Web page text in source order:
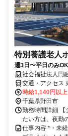
特別養護老人
週3日〜平日のみ
社会福祉法人
交通・アクセス
市まめバス（中
時給1,140円以上
千葉県野田市
勤務時間詳細 【
たい方は、夜勤
仕事内容 *・未